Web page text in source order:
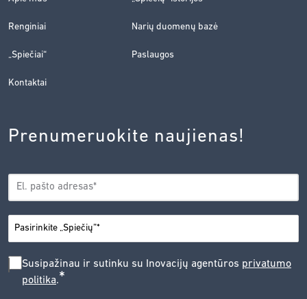
Renginiai Narių duomenų bazė
„Spiečiai“ Paslaugos
Kontaktai
Prenumeruokite naujienas!
EL.
PAŠTAS*
MIESTAS*
SUSIPAŽINAU
Susipažinau ir sutinku su Inovacijų agentūros privatumo
politika.*